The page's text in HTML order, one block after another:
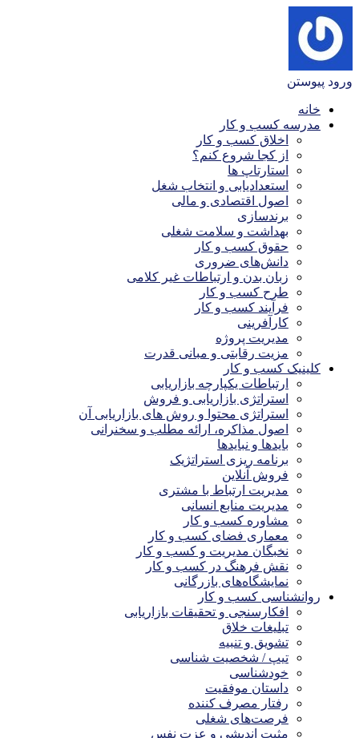
ورود پیوستن
خانه
مدرسه کسب و کار
اخلاق کسب و کار
از کجا شروع کنم؟
استارتاپ ها
استعدادیابی و انتخاب شغل
اصول اقتصادی و مالی
برندسازی
بهداشت و سلامت شغلی
حقوق کسب و کار
دانش‌های ضروری
زبان بدن و ارتباطات غیر کلامی
طرح کسب و کار
فرآیند کسب و کار
کارآفرینی
مدیریت پروژه
مزیت رقابتی و مبانی قدرت
کلینیک کسب و کار
ارتباطات یکپارچه بازاریابی
استراتژی بازاریابی و فروش
استراتژی محتوا و روش های بازاریابی آن
اصول مذاکره، ارائه مطلب و سخنرانی
بایدها و نبایدها
برنامه ریزی استراتژیک
فروش آنلاین
مدیریت ارتباط با مشتری
مدیریت منابع انسانی
مشاوره کسب و کار
معماری فضای کسب و کار
نخبگان مدیریت و کسب و کار
نقش فرهنگ در کسب و کار
نمایشگاه‌های بازرگانی
روانشناسی کسب و کار
افکارسنجی و تحقیقات بازاریابی
تبلیغات خلاق
تشویق و تنبیه
تیپ / شخصیت شناسی
خودشناسی
داستان موفقیت
رفتار مصرف کننده
فرصت‌های شغلی
مثبت اندیشی و عزت نفس